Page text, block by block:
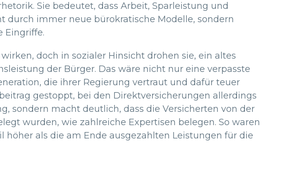
Sie bedeutet, dass Arbeit, Sparleistung und
immer neue bürokratische Modelle, sondern
Eingriffe.
doch in sozialer Hinsicht drohen sie, ein altes
der Bürger. Das wäre nicht nur eine verpasste
die ihrer Regierung vertraut und dafür teuer
gestoppt, bei den Direktversicherungen allerdings
sondern macht deutlich, dass die Versicherten von der
wurden, wie zahlreiche Expertisen belegen. So waren
als die am Ende ausgezahlten Leistungen für die